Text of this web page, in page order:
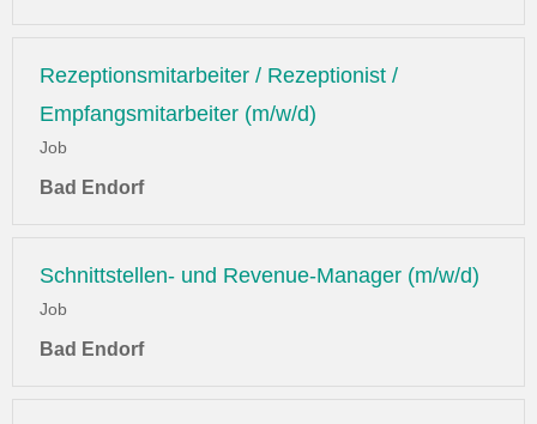
Rezeptionsmitarbeiter / Rezeptionist /
Empfangsmitarbeiter (m/w/d)
Job
Bad Endorf
Schnittstellen- und Revenue-Manager (m/w/d)
Job
Bad Endorf